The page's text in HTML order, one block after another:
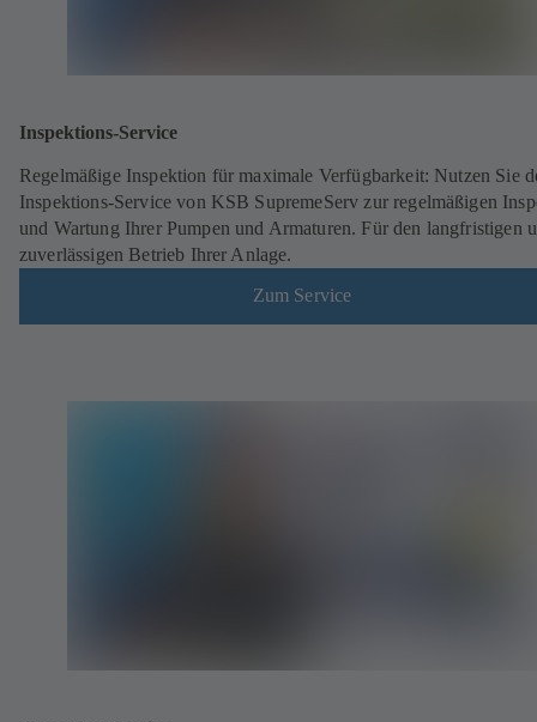
Inspektions-Service
Regelmäßige Inspektion für maximale Verfügbarkeit: Nutzen Sie
Inspektions-Service von KSB SupremeServ zur regelmäßigen
und Wartung Ihrer Pumpen und Armaturen. Für den langfristigen
zuverlässigen Betrieb Ihrer Anlage.
Zum Service